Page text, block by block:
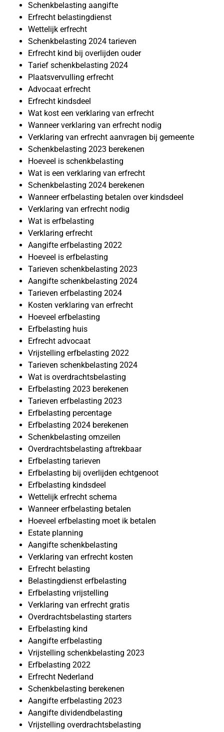
Schenkbelasting aangifte
Erfrecht belastingdienst
Wettelijk erfrecht
Schenkbelasting 2024 tarieven
Erfrecht kind bij overlijden ouder
Tarief schenkbelasting 2024
Plaatsvervulling erfrecht
Advocaat erfrecht
Erfrecht kindsdeel
Wat kost een verklaring van erfrecht
Wanneer verklaring van erfrecht nodig
Verklaring van erfrecht aanvragen bij gemeente
Schenkbelasting 2023 berekenen
Hoeveel is schenkbelasting
Wat is een verklaring van erfrecht
Schenkbelasting 2024 berekenen
Wanneer erfbelasting betalen over kindsdeel
Verklaring van erfrecht nodig
Wat is erfbelasting
Verklaring erfrecht
Aangifte erfbelasting 2022
Hoeveel is erfbelasting
Tarieven schenkbelasting 2023
Aangifte schenkbelasting 2024
Tarieven erfbelasting 2024
Kosten verklaring van erfrecht
Hoeveel erfbelasting
Erfbelasting huis
Erfrecht advocaat
Vrijstelling erfbelasting 2022
Tarieven schenkbelasting 2024
Wat is overdrachtsbelasting
Erfbelasting 2023 berekenen
Tarieven erfbelasting 2023
Erfbelasting percentage
Erfbelasting 2024 berekenen
Schenkbelasting omzeilen
Overdrachtsbelasting aftrekbaar
Erfbelasting tarieven
Erfbelasting bij overlijden echtgenoot
Erfbelasting kindsdeel
Wettelijk erfrecht schema
Wanneer erfbelasting betalen
Hoeveel erfbelasting moet ik betalen
Estate planning
Aangifte schenkbelasting
Verklaring van erfrecht kosten
Erfrecht belasting
Belastingdienst erfbelasting
Erfbelasting vrijstelling
Verklaring van erfrecht gratis
Overdrachtsbelasting starters
Erfbelasting kind
Aangifte erfbelasting
Vrijstelling schenkbelasting 2023
Erfbelasting 2022
Erfrecht Nederland
Schenkbelasting berekenen
Aangifte erfbelasting 2023
Aangifte dividendbelasting
Vrijstelling overdrachtsbelasting